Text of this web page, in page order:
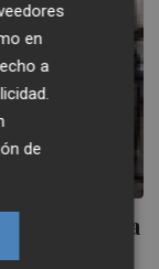
la apertura
en
a
.
de